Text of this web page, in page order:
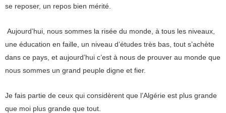
se reposer, un repos bien mérité.
Aujourd’hui, nous sommes la risée du monde, à tous les niveaux,
une éducation en faille, un niveau d’études très bas, tout s’achète
dans ce pays, et aujourd’hui c’est à nous de prouver au monde que
nous sommes un grand peuple digne et fier.
Je fais partie de ceux qui considèrent que l’Algérie est plus grande
que moi plus grande que tout.